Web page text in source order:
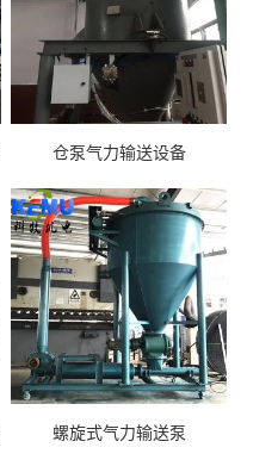
仓泵气力输送设备
螺旋式气力输送泵